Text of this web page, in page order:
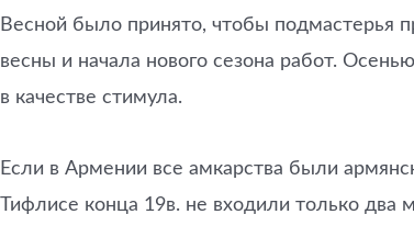
Весной было принято, чтобы подмастерья
весны и начала нового сезона работ.
в качестве стимула.
Если в Армении все амкарства были
Тифлисе конца 19в. не входили только два